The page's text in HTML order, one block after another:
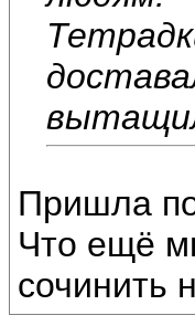
Пришла
Что ещё
сочинить